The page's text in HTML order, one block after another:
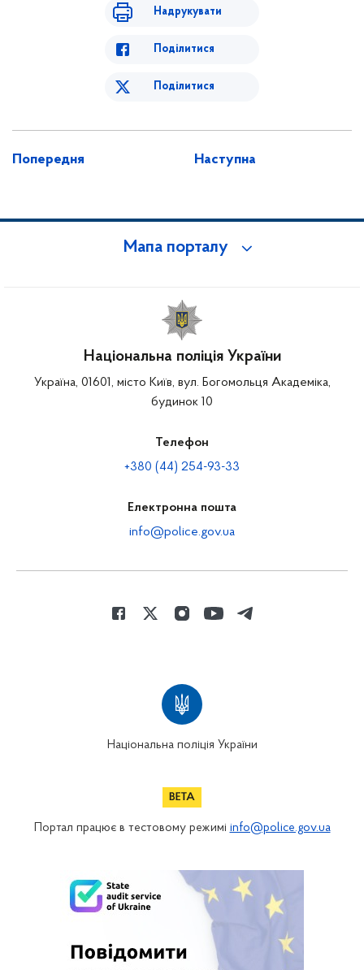
Надрукувати
Поділитися
Поділитися
Попередня Наступна
Мапа порталу
Національна поліція України
Україна, 01601, місто Київ, вул. Богомольця Академіка,
будинок 10
Телефон
+380 (44) 254-93-33
Електронна пошта
info@police.gov.ua
Національна поліція України
Портал працює в тестовому режимі info@police.gov.ua